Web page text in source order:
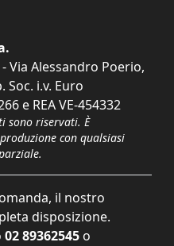
Via Alessandro Poerio,
Soc. i.v. Euro
e REA VE-454332
sono riservati. È
con qualsiasi
il nostro
disposizione.
02 89362545 o